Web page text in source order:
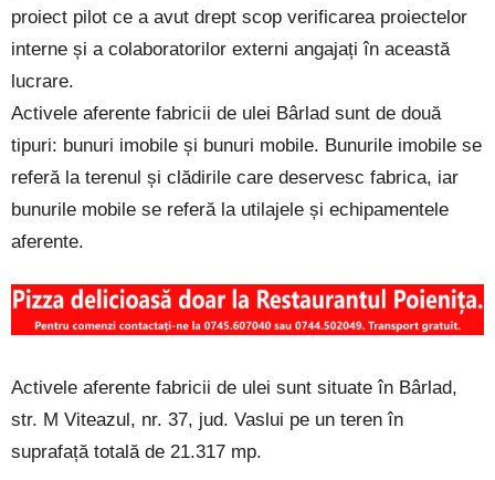
proiect pilot ce a avut drept scop verificarea proiectelor
interne și a colaboratorilor externi angajați în această
lucrare.
Activele aferente fabricii de ulei Bârlad sunt de două
tipuri: bunuri imobile și bunuri mobile. Bunurile imobile se
referă la terenul și clădirile care deservesc fabrica, iar
bunurile mobile se referă la utilajele și echipamentele
aferente.
Activele aferente fabricii de ulei sunt situate în Bârlad,
str. M Viteazul, nr. 37, jud. Vaslui pe un teren în
suprafață totală de 21.317 mp.